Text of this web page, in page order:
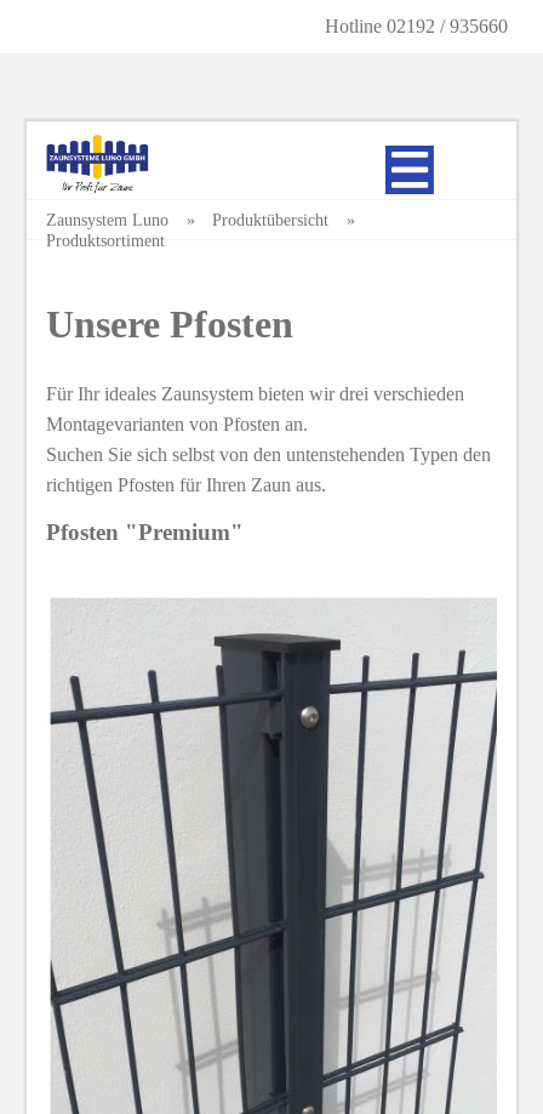
Hotline 02192 / 935660
Zaunsystem Luno
Produktübersicht
Produktsortiment
Unsere Pfosten
Für Ihr ideales Zaunsystem bieten wir drei verschieden
Montagevarianten von Pfosten an.
Suchen Sie sich selbst von den untenstehenden Typen den
richtigen Pfosten für Ihren Zaun aus.
Pfosten "Premium"